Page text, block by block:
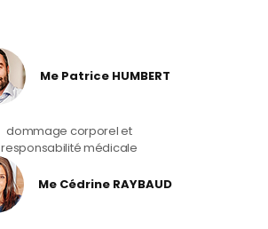
Me Patrice HUMBERT
dommage corporel et
responsabilité médicale
Me Cédrine RAYBAUD